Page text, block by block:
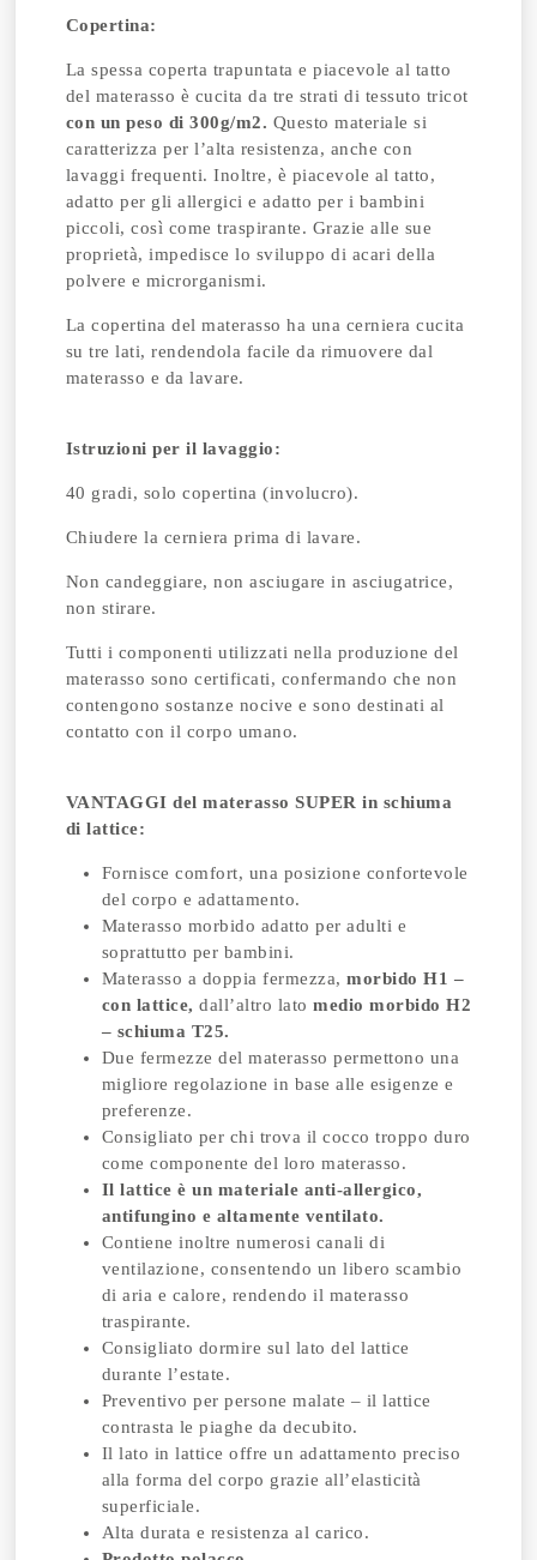
Copertina:
La spessa coperta trapuntata e piacevole al tatto
del materasso è cucita da tre strati di tessuto tricot
con un peso di 300g/m2. Questo materiale si
caratterizza per l’alta resistenza, anche con
lavaggi frequenti. Inoltre, è piacevole al tatto,
adatto per gli allergici e adatto per i bambini
piccoli, così come traspirante. Grazie alle sue
proprietà, impedisce lo sviluppo di acari della
polvere e microrganismi.
La copertina del materasso ha una cerniera cucita
su tre lati, rendendola facile da rimuovere dal
materasso e da lavare.
Istruzioni per il lavaggio:
40 gradi, solo copertina (involucro).
Chiudere la cerniera prima di lavare.
Non candeggiare, non asciugare in asciugatrice,
non stirare.
Tutti i componenti utilizzati nella produzione del
materasso sono certificati, confermando che non
contengono sostanze nocive e sono destinati al
contatto con il corpo umano.
VANTAGGI del materasso SUPER in schiuma
di lattice:
Fornisce comfort, una posizione confortevole
del corpo e adattamento.
Materasso morbido adatto per adulti e
soprattutto per bambini.
Materasso a doppia fermezza,morbido H1 –
con lattice,dall’altro lato medio morbido H2
– schiuma T25.
Due fermezze del materasso permettono una
migliore regolazione in base alle esigenze e
preferenze.
Consigliato per chi trova il cocco troppo duro
come componente del loro materasso.
Il lattice è un materiale anti-allergico,
antifungino e altamente ventilato.
Contiene inoltre numerosi canali di
ventilazione, consentendo un libero scambio
di aria e calore, rendendo il materasso
traspirante.
Consigliato dormire sul lato del lattice
durante l’estate.
Preventivo per persone malate – il lattice
contrasta le piaghe da decubito.
Il lato in lattice offre un adattamento preciso
alla forma del corpo grazie all’elasticità
superficiale.
Alta durata e resistenza al carico.